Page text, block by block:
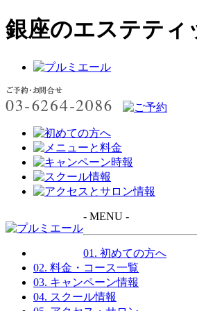
銀座のエステティ
- MENU -
01. 初めての方へ
02. 料金・コース一覧
03. キャンペーン情報
04. スクール情報